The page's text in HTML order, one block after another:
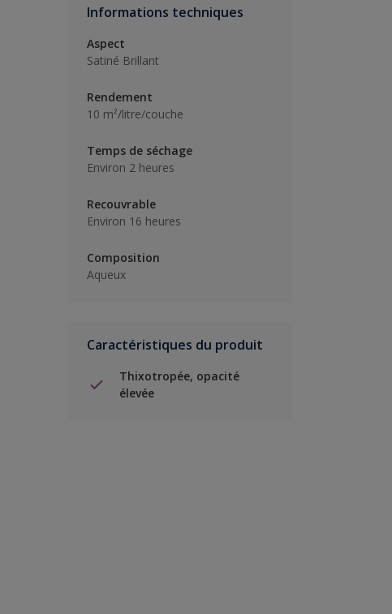
Informations techniques
Aspect
Satiné Brillant
Rendement
10 m²/litre/couche
Temps de séchage
Environ 2 heures
Recouvrable
Environ 16 heures
Composition
Aqueux
Caractéristiques du produit
Thixotropée, opacité
élevée